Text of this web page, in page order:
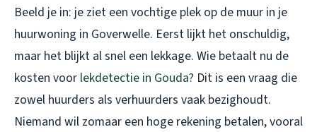
Beeld je in: je ziet een vochtige plek op de muur in je
huurwoning in Goverwelle. Eerst lijkt het onschuldig,
maar het blijkt al snel een lekkage. Wie betaalt nu de
kosten voor lekdetectie in Gouda? Dit is een vraag die
zowel huurders als verhuurders vaak bezighoudt.
Niemand wil zomaar een hoge rekening betalen, vooral